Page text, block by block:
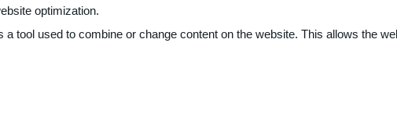
optimization.
tool used to combine or change content on the website. This allows the